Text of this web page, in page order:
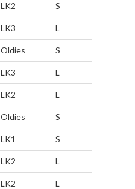
LK2 S
LK3 L
Oldies S
LK3 L
LK2 L
Oldies S
LK1 S
LK2 L
LK2 L